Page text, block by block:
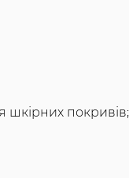
шкірних покривів;